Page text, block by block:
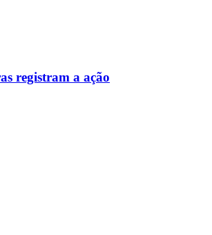
registram a ação